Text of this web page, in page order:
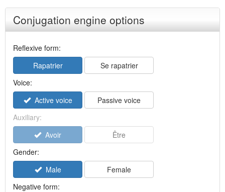
Conjugation engine options
Reflexive form:
Rapatrier
Se rapatrier
Voice:
Active voice
Passive voice
Auxiliary:
Avoir
Être
Gender:
Male
Female
Negative form: